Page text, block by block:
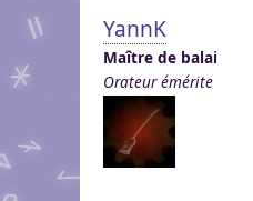
YannK
Maître de balai
Orateur émérite